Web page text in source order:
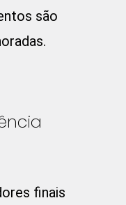
são
finais